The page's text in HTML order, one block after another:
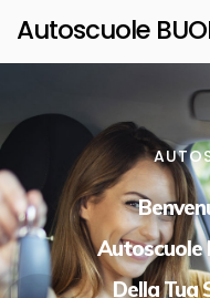
Autoscuole
Autoscuole
Della Tua